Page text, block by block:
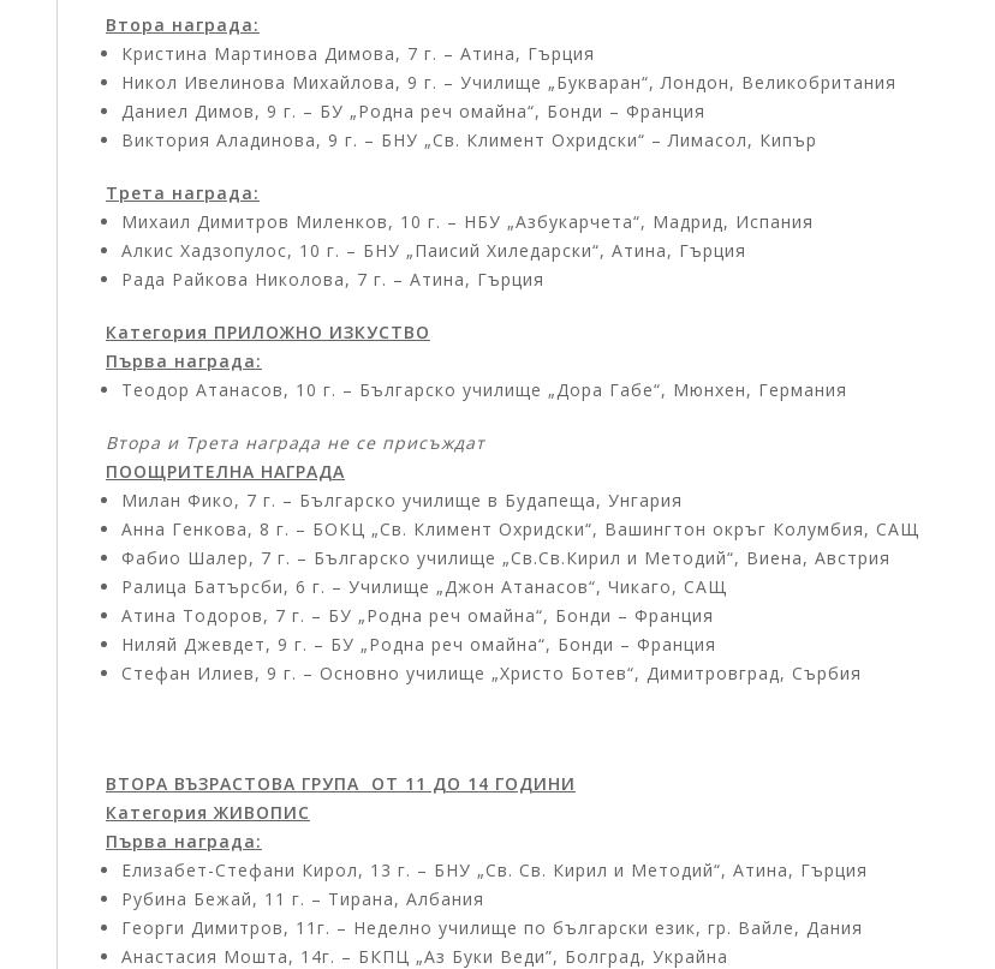
Втора награда:
Кристина Мартинова Димова, 7 г. – Атина, Гърция
Никол Ивелинова Михайлова, 9 г. – Училище „Букваран“, Лондон, Великобритания
Даниел Димов, 9 г. – БУ „Родна реч омайна“, Бонди – Франция
Виктория Аладинова, 9 г. – БНУ „Св. Климент Охридски“ – Лимасол, Кипър
Трета награда:
Михаил Димитров Миленков, 10 г. – НБУ „Азбукарчета“, Мадрид, Испания
Алкис Хадзопулос, 10 г. – БНУ „Паисий Хиледарски“, Атина, Гърция
Рада Райкова Николова, 7 г. – Атина, Гърция
Категория ПРИЛОЖНО ИЗКУСТВО
Първа награда:
Теодор Атанасов, 10 г. – Българско училище „Дора Габе“, Мюнхен, Германия
Втора и Трета награда не се присъждат
ПООЩРИТЕЛНА НАГРАДА
Милан Фико, 7 г. – Българско училище в Будапеща, Унгария
Анна Генкова, 8 г. – БОКЦ „Св. Климент Охридски“, Вашингтон окръг Колумбия, САЩ
Фабио Шалер, 7 г. – Българско училище „Св.Св.Кирил и Методий“, Виена, Австрия
Ралица Батърсби, 6 г. – Училище „Джон Атанасов“, Чикаго, САЩ
Атина Тодоров, 7 г. – БУ „Родна реч омайна“, Бонди – Франция
Ниляй Джевдет, 9 г. – БУ „Родна реч омайна“, Бонди – Франция
Стефан Илиев, 9 г. – Основно училище „Христо Ботев“, Димитровград, Сърбия
ВТОРА ВЪЗРАСТОВА ГРУПА ОТ 11 ДО 14 ГОДИНИ
Категория ЖИВОПИС
Първа награда:
Елизабет-Стефани Кирол, 13 г. – БНУ „Св. Св. Кирил и Методий“, Атина, Гърция
Рубина Бежай, 11 г. – Тирана, Албания
Георги Димитров, 11г. – Неделно училище по български език, гр. Вайле, Дания
Анастасия Мошта, 14г. – БКПЦ „Аз Буки Веди”, Болград, Украйна